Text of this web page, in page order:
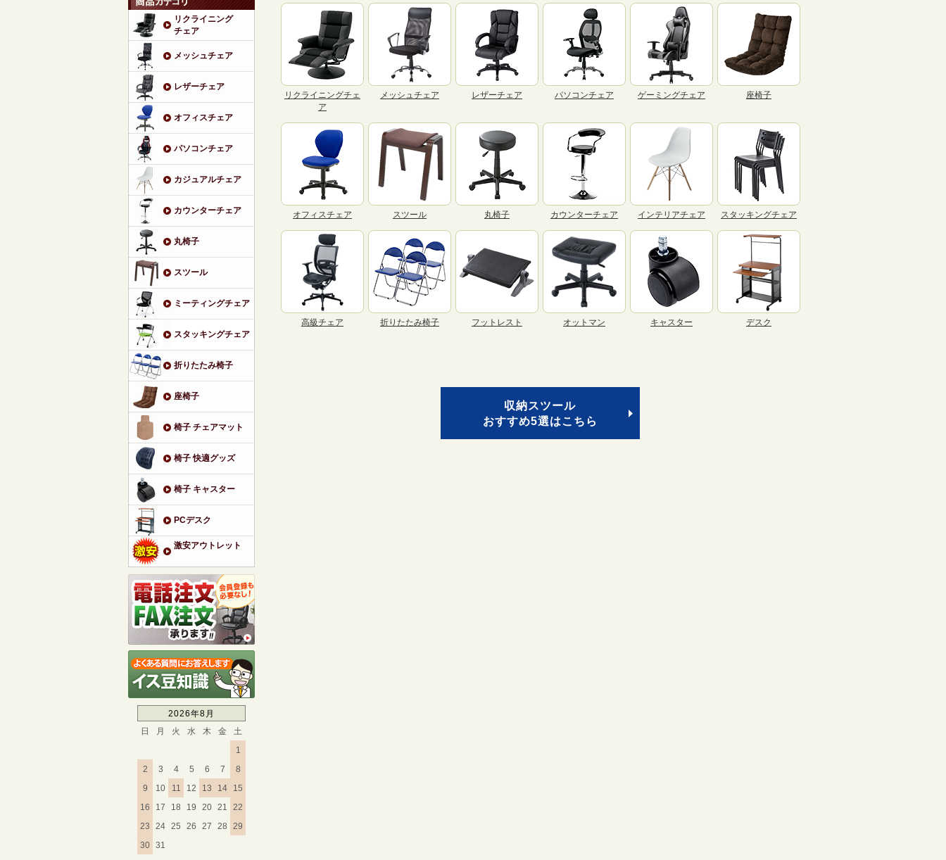
リクライニング
チェア
メッシュチェア
レザーチェア
オフィスチェア
パソコンチェア
カジュアルチェア
カウンターチェア
丸椅子
スツール
ミーティングチェア
スタッキングチェア
折りたたみ椅子
座椅子
椅子 チェアマット
椅子 快適グッズ
椅子 キャスター
PCデスク
激安アウトレット
2026年8月
日
月 火 水 木 金 土
1
2 3 4 5 6 7 8
9 10 11 12 13 14 15
16 17 18 19 20 21 22
23 24 25 26 27 28 29
30 31
リクライニングチェ
ア
メッシュチェア レザーチェア パソコンチェア ゲーミングチェア 座椅子
オフィスチェア スツール 丸椅子 カウンターチェア インテリアチェア スタッキングチェア
高級チェア 折りたたみ椅子 フットレスト オットマン キャスター デスク
収納スツール
おすすめ5選はこちら